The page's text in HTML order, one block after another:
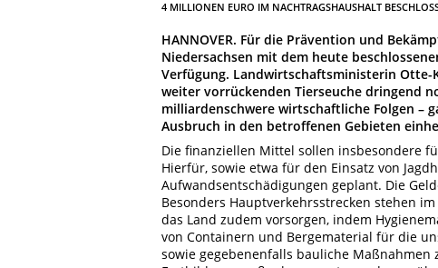
4 MILLIONEN EURO IM NACHTRAGSHAUSHALT
HANNOVER. Für die Prävention und
Niedersachsen mit dem heute
Verfügung. Landwirtschaftsministerin
weiter vorrückenden Tierseuche dringend
milliardenschwere wirtschaftliche Folgen –
Ausbruch in den betroffenen Gebieten
Die finanziellen Mittel sollen insbesondere
Hierfür, sowie etwa für den Einsatz von
Aufwandsentschädigungen geplant. Die
Besonders Hauptverkehrsstrecken stehen
das Land zudem vorsorgen, indem
von Containern und Bergematerial für die
sowie gegebenenfalls bauliche